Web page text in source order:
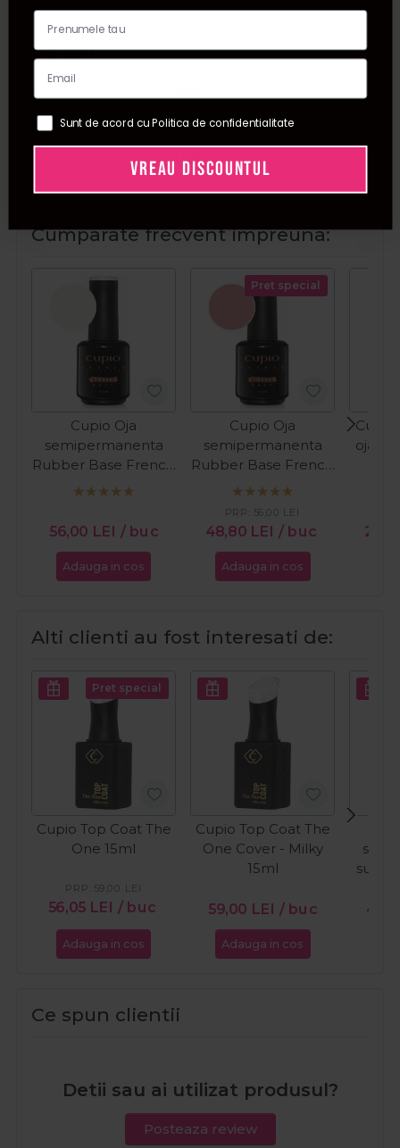
Detalii
SKU
C8984
Categorii
Oja Semipermanenta
Cupio
Cumparate frecvent impreuna:
Cupio Oja
semipermanenta
Rubber Base French
Collection - Milky
56,00 LEI / buc
Adauga in cos
Pret special
Cupio Oja
semipermanenta
Rubber Base French
Collection - Perfect
48,80 LEI / buc
PRP: 56,00 LEI
Adauga in cos
Cupio
oja
Alti clienti au fost interesati de:
Pret special
Cupio Top Coat The
One 15ml
56,05 LEI / buc
PRP: 59,00 LEI
Adauga in cos
Cupio Top Coat The
One Cover - Milky
15ml
59,00 LEI / buc
Adauga in cos
Ce spun clientii
Detii sau ai utilizat produsul?
Posteaza review
Sunt de acord cu Politica de confidentialitate
VREAU DISCOUNTUL